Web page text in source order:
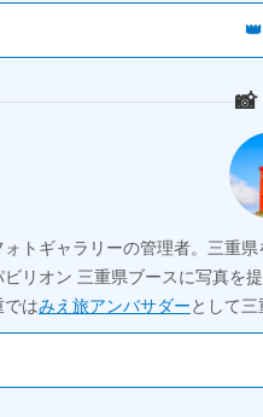
📸
ォトギャラリーの管理者。三重
ビリオン 三重県ブースに写真を提
ではみえ旅アンバサダーとして三